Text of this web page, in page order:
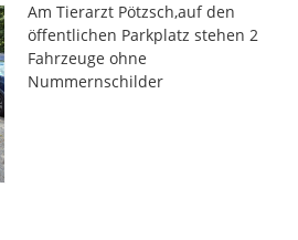
Am Tierarzt Pötzsch,auf den
öffentlichen Parkplatz stehen 2
Fahrzeuge ohne
Nummernschilder